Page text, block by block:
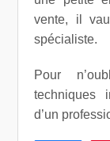
vente, il
spécialiste.
Pour
techniques
d’un